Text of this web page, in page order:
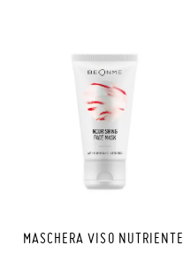
MASCHERA VISO NUTRIENTE